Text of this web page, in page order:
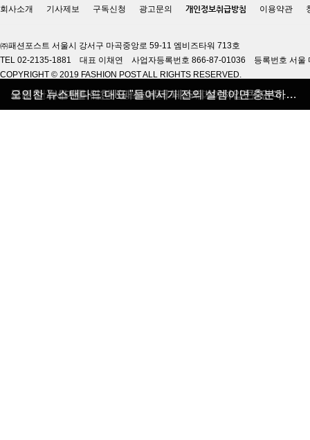
올 가을 블랙&화이트 매력에 빠지다
독보적 레그웨어 로맨틱타이거
깨끗하고 안전한 자연주의 브랜드 마마코스 국내 한계를 뛰어넘는 글로벌 SPA 플레이어 '제너럴아이디어'
글로벌 Z세대를 위한 K패션 뷰티 페스티벌 ‘하입콘’ 연다 오인찬 뉴스탠다드 대표 "들어서기 전의 설렘이면 충분하지 않은가요"
회사소개 기사제보 구독신청 광고문의 개인정보취급방침 이용약관
㈜패션포스트 서울시 강서구 마곡중앙로 59-11 엠비즈타워 713호
TEL 02-2135-1881 대표 이채연 사업자등록번호 866-87-01036 등록번호 서울
COPYRIGHT © 2019 FASHION POST ALL RIGHTS RESERVED.